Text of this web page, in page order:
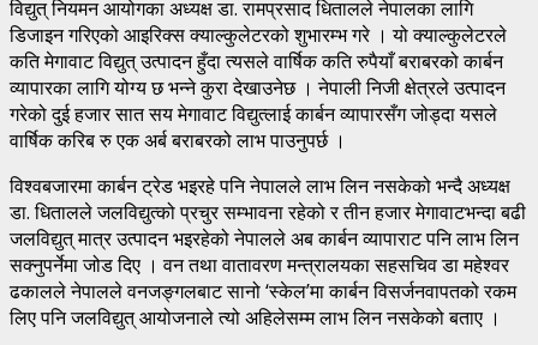
विद्युत् नियमन आयोगका अध्यक्ष डा. रामप्रसाद धितालले नेपालका लागि
डिजाइन गरिएको आइरिक्स क्याल्कुलेटरको शुभारम्भ गरे । यो क्याल्कुलेटरले
कति मेगावाट विद्युत् उत्पादन हुँदा त्यसले वार्षिक कति रुपैयाँ बराबरको कार्बन
व्यापारका लागि योग्य छ भन्ने कुरा देखाउनेछ । नेपाली निजी क्षेत्रले उत्पादन
गरेको दुई हजार सात सय मेगावाट विद्युत्लाई कार्बन व्यापारसँग जोड्दा यसले
वार्षिक करिब रु एक अर्ब बराबरको लाभ पाउनुपर्छ ।
विश्वबजारमा कार्बन ट्रेड भइरहे पनि नेपालले लाभ लिन नसकेको भन्दै अध्यक्ष
डा. धितालले जलविद्युत्को प्रचुर सम्भावना रहेको र तीन हजार मेगावाटभन्दा बढी
जलविद्युत् मात्र उत्पादन भइरहेको नेपालले अब कार्बन व्यापाराट पनि लाभ लिन
सक्नुपर्नेमा जोड दिए । वन तथा वातावरण मन्त्रालयका सहसचिव डा महेश्वर
ढकालले नेपालले वनजङ्गलबाट सानो ‘स्केल’मा कार्बन विसर्जनवापतको रकम
लिए पनि जलविद्युत् आयोजनाले त्यो अहिलेसम्म लाभ लिन नसकेको बताए ।